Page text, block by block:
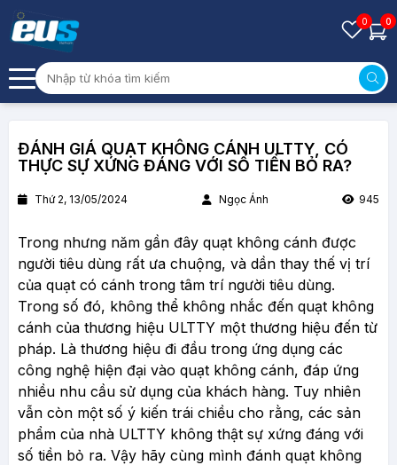
0 0
ĐÁNH GIÁ QUẠT KHÔNG CÁNH ULTTY, CÓ
THỰC SỰ XỨNG ĐÁNG VỚI SỐ TIỀN BỎ RA?
Thứ 2, 13/05/2024 Ngọc Ánh 945
Trong nhưng năm gần đây quạt không cánh được
người tiêu dùng rất ưa chuộng, và dần thay thế vị trí
của quạt có cánh trong tâm trí người tiêu dùng.
Trong số đó, không thể không nhắc đến quạt không
cánh của thương hiệu ULTTY một thương hiệu đến từ
pháp. Là thương hiệu đi đầu trong ứng dụng các
công nghệ hiện đại vào quạt không cánh, đáp ứng
nhiều nhu cầu sử dụng của khách hàng. Tuy nhiên
vẫn còn một số ý kiến trái chiều cho rằng, các sản
phẩm của nhà ULTTY không thật sự xứng đáng với
số tiền bỏ ra. Vậy hãy cùng mình đánh quạt không